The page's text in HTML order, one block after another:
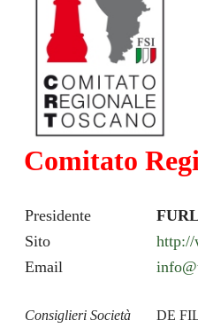
Comitato
Presidente
Sito
http://
Email
Consiglieri Società
DE